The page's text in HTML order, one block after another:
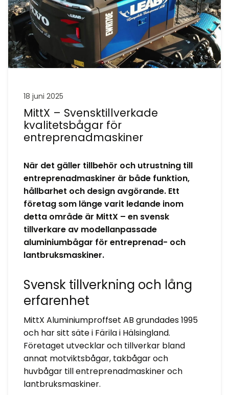
18 juni 2025
MittX – Svensktillverkade
kvalitetsbågar för
entreprenadmaskiner
När det gäller tillbehör och utrustning till
entreprenadmaskiner är både funktion,
hållbarhet och design avgörande. Ett
företag som länge varit ledande inom
detta område är MittX – en svensk
tillverkare av modellanpassade
aluminiumbågar för entreprenad- och
lantbruksmaskiner.
Svensk tillverkning och lång
erfarenhet
MittX Aluminiumproffset AB grundades 1995
och har sitt säte i Färila i Hälsingland.
Företaget utvecklar och tillverkar bland
annat motviktsbågar, takbågar och
huvbågar till entreprenadmaskiner och
lantbruksmaskiner.